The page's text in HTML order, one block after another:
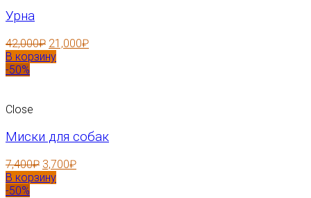
Урна
42,000₽ 21,000₽
В корзину
-50%
Close
Миски для собак
7,400₽ 3,700₽
В корзину
-50%